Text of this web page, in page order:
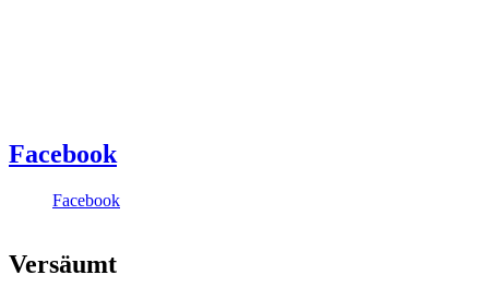
Facebook
Facebook
Versäumt